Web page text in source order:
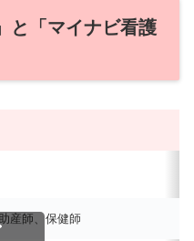
と「マイナビ看護
産師、保健師